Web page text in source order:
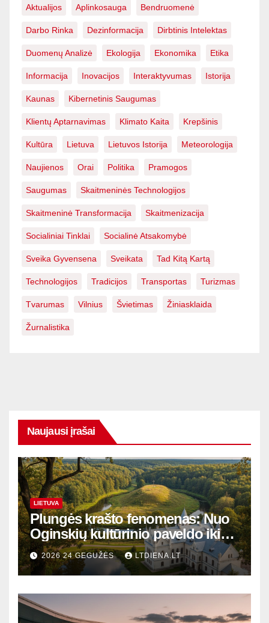
Aktualijos Aplinkosauga Bendruomenė
Darbo Rinka Dezinformacija Dirbtinis Intelektas
Duomenų Analizė Ekologija Ekonomika Etika
Informacija Inovacijos Interaktyvumas Istorija
Kaunas Kibernetinis Saugumas
Klientų Aptarnavimas Klimato Kaita Krepšinis
Kultūra Lietuva Lietuvos Istorija Meteorologija
Naujienos Orai Politika Pramogos
Saugumas Skaitmeninės Technologijos
Skaitmeninė Transformacija Skaitmenizacija
Socialiniai Tinklai Socialinė Atsakomybė
Sveika Gyvensena Sveikata Tad Kitą Kartą
Technologijos Tradicijos Transportas Turizmas
Tvarumas Vilnius Švietimas Žiniasklaida
Žurnalistika
Naujausi įrašai
LIETUVA
Plungės krašto fenomenas: Nuo
Oginskių kultūrinio paveldo iki
Žemaitijos gamtos perlų
2026 24 GEGUŽĖS LTDIENA.LT